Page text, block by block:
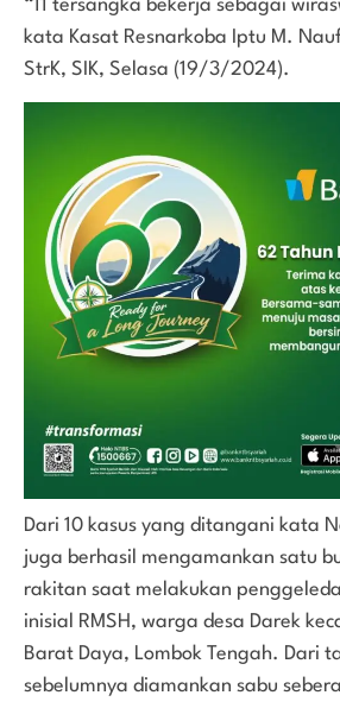
“11 tersangka bekerja sebagai
kata Kasat Resnarkoba Iptu M.
StrK, SIK, Selasa (19/3/2024).
Dari 10 kasus yang ditangani kata
juga berhasil mengamankan satu
rakitan saat melakukan
inisial RMSH, warga desa Darek
Barat Daya, Lombok Tengah. Dari
sebelumnya diamankan sabu